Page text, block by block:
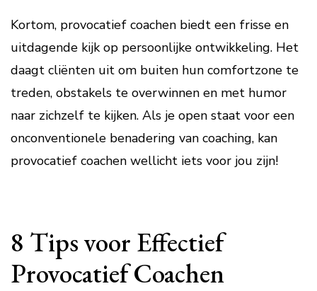
Kortom, provocatief coachen biedt een frisse en
uitdagende kijk op persoonlijke ontwikkeling. Het
daagt cliënten uit om buiten hun comfortzone te
treden, obstakels te overwinnen en met humor
naar zichzelf te kijken. Als je open staat voor een
onconventionele benadering van coaching, kan
provocatief coachen wellicht iets voor jou zijn!
8 Tips voor Effectief
Provocatief Coachen